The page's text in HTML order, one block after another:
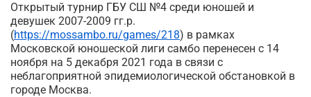
Открытый турнир ГБУ СШ №4 среди юношей и
девушек 2007-2009 гг.р.
(https://mossambo.ru/games/218) в рамках
Московской юношеской лиги самбо перенесен с 14
ноября на 5 декабря 2021 года в связи с
неблагоприятной эпидемиологической обстановкой в
городе Москва.